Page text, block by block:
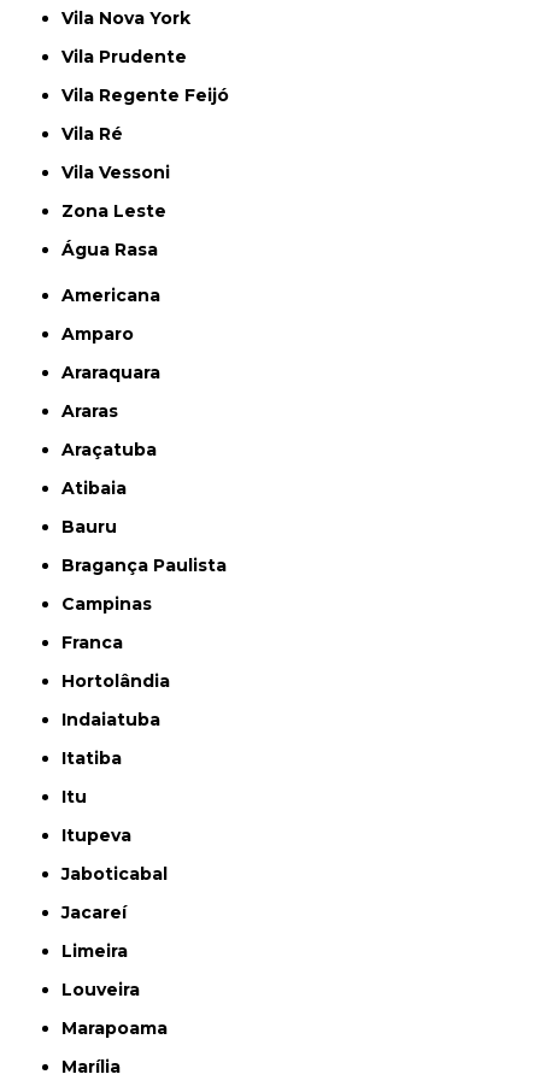
Vila Nova York
Vila Prudente
Vila Regente Feijó
Vila Ré
Vila Vessoni
Zona Leste
Água Rasa
Americana
Amparo
Araraquara
Araras
Araçatuba
Atibaia
Bauru
Bragança Paulista
Campinas
Franca
Hortolândia
Indaiatuba
Itatiba
Itu
Itupeva
Jaboticabal
Jacareí
Limeira
Louveira
Marapoama
Marília